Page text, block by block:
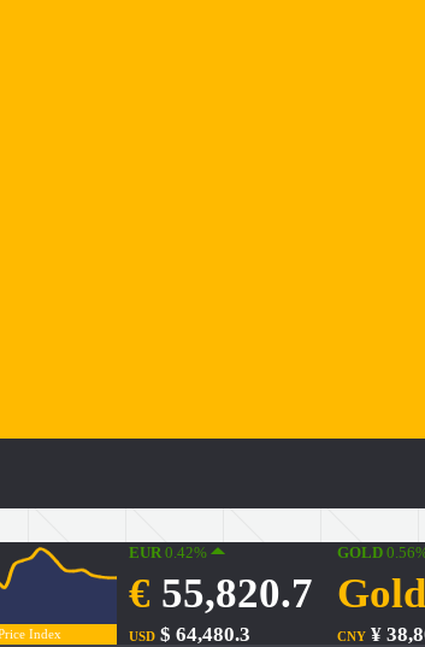
Index
EUR0.42%
€ 55,820.7
USD $ 64,480.3
GOLD
CNY ¥